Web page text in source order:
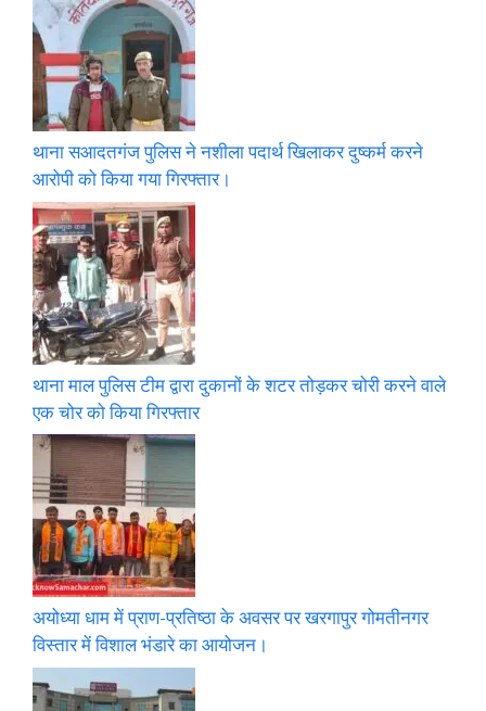
थाना सआदतगंज पुलिस ने नशीला पदार्थ खिलाकर दुष्कर्म करने
आरोपी को किया गया गिरफ्तार।
थाना माल पुलिस टीम द्वारा दुकानों के शटर तोड़कर चोरी करने वाले
एक चोर को किया गिरफ्तार
अयोध्या धाम में प्राण-प्रतिष्ठा के अवसर पर खरगापुर गोमतीनगर
विस्तार में विशाल भंडारे का आयोजन।